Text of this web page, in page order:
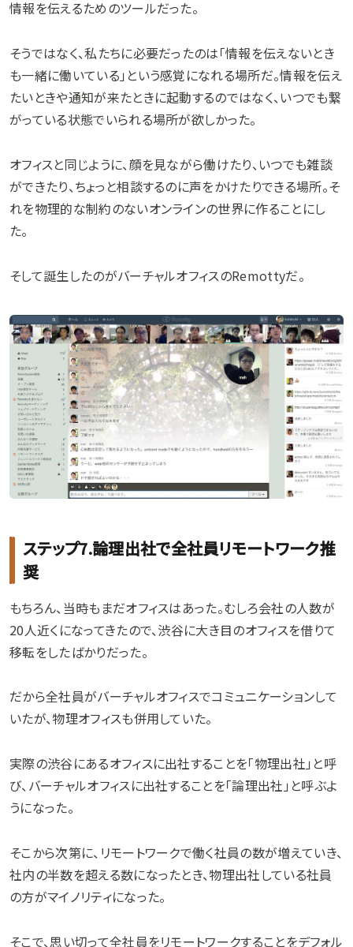
情報を伝えるためのツールだった。
そうではなく、私たちに必要だったのは「情報を伝えないとき
も一緒に働いている」という感覚になれる場所だ。情報を伝え
たいときや通知が来たときに起動するのではなく、いつでも繋
がっている状態でいられる場所が欲しかった。
オフィスと同じように、顔を見ながら働けたり、いつでも雑談
ができたり、ちょっと相談するのに声をかけたりできる場所。そ
れを物理的な制約のないオンラインの世界に作ることにし
た。
そして誕生したのがバーチャルオフィスのRemottyだ。
ステップ7.論理出社で全社員リモートワーク推
奨
もちろん、当時もまだオフィスはあった。むしろ会社の人数が
20人近くになってきたので、渋谷に大き目のオフィスを借りて
移転をしたばかりだった。
だから全社員がバーチャルオフィスでコミュニケーションして
いたが、物理オフィスも併用していた。
実際の渋谷にあるオフィスに出社することを「物理出社」と呼
び、バーチャルオフィスに出社することを「論理出社」と呼ぶよ
うになった。
そこから次第に、リモートワークで働く社員の数が増えていき、
社内の半数を超える数になったとき、物理出社している社員
の方がマイノリティになった。
そこで、思い切って全社員をリモートワークすることをデフォル